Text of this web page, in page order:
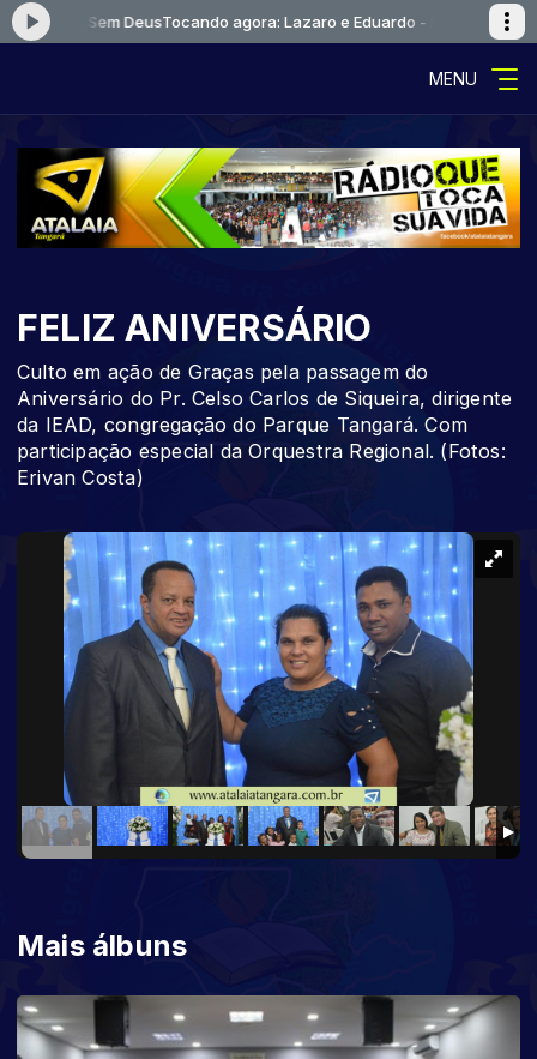
Sem DeusTocando agora: Lazaro e Eduardo - Homem Sem
MENU
FELIZ ANIVERSÁRIO
Culto em ação de Graças pela passagem do
Aniversário do Pr. Celso Carlos de Siqueira, dirigente
da IEAD, congregação do Parque Tangará. Com
participação especial da Orquestra Regional. (Fotos:
Erivan Costa)
Mais álbuns